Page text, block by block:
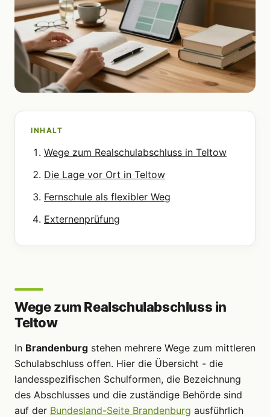
INHALT
Wege zum Realschulabschluss in Teltow
Die Lage vor Ort in Teltow
Fernschule als flexibler Weg
Externenprüfung
Wege zum Realschulabschluss in
Teltow
In Brandenburg stehen mehrere Wege zum mittleren
Schulabschluss offen. Hier die Übersicht - die
landesspezifischen Schulformen, die Bezeichnung
des Abschlusses und die zuständige Behörde sind
auf der Bundesland-Seite Brandenburg ausführlich